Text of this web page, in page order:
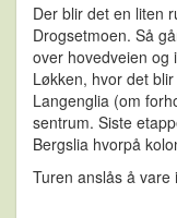
Der blir det en liten
Drogsetmoen. Så
over hovedveien og
Løkken, hvor det
Langenglia (om
sentrum. Siste
Bergslia hvorpå
Turen anslås å vare